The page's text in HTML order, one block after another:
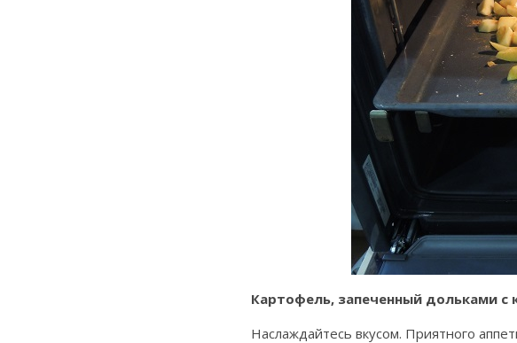
Картофель, запеченный дольками с
Наслаждайтесь вкусом. Приятного